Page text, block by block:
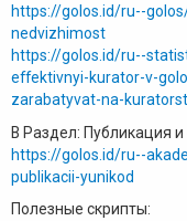
https://golos.id/ru--
nedvizhimost
https://golos.id/ru--
effektivnyi-kurator-v-
zarabatyvat-na-
В Раздел: Публикация
https://golos.id/ru--
publikacii-yunikod
Полезные скрипты: